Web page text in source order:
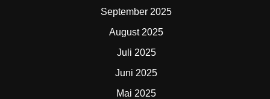
September 2025
August 2025
Juli 2025
Juni 2025
Mai 2025